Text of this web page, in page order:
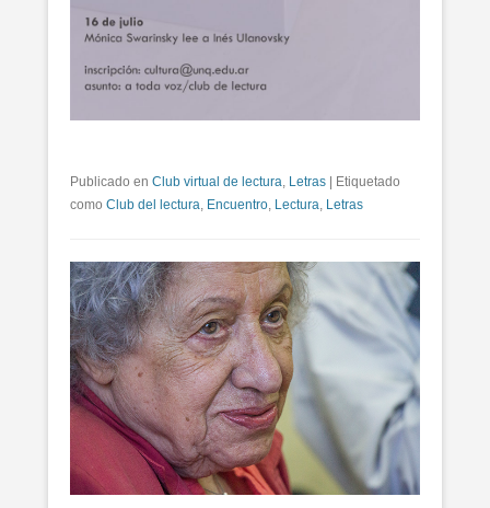
Publicado en Club virtual de lectura Letras | Etiquetado
como Club del lectura Encuentro Lectura Letras